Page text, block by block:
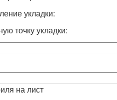
укладки:
точку укладки:
на лист